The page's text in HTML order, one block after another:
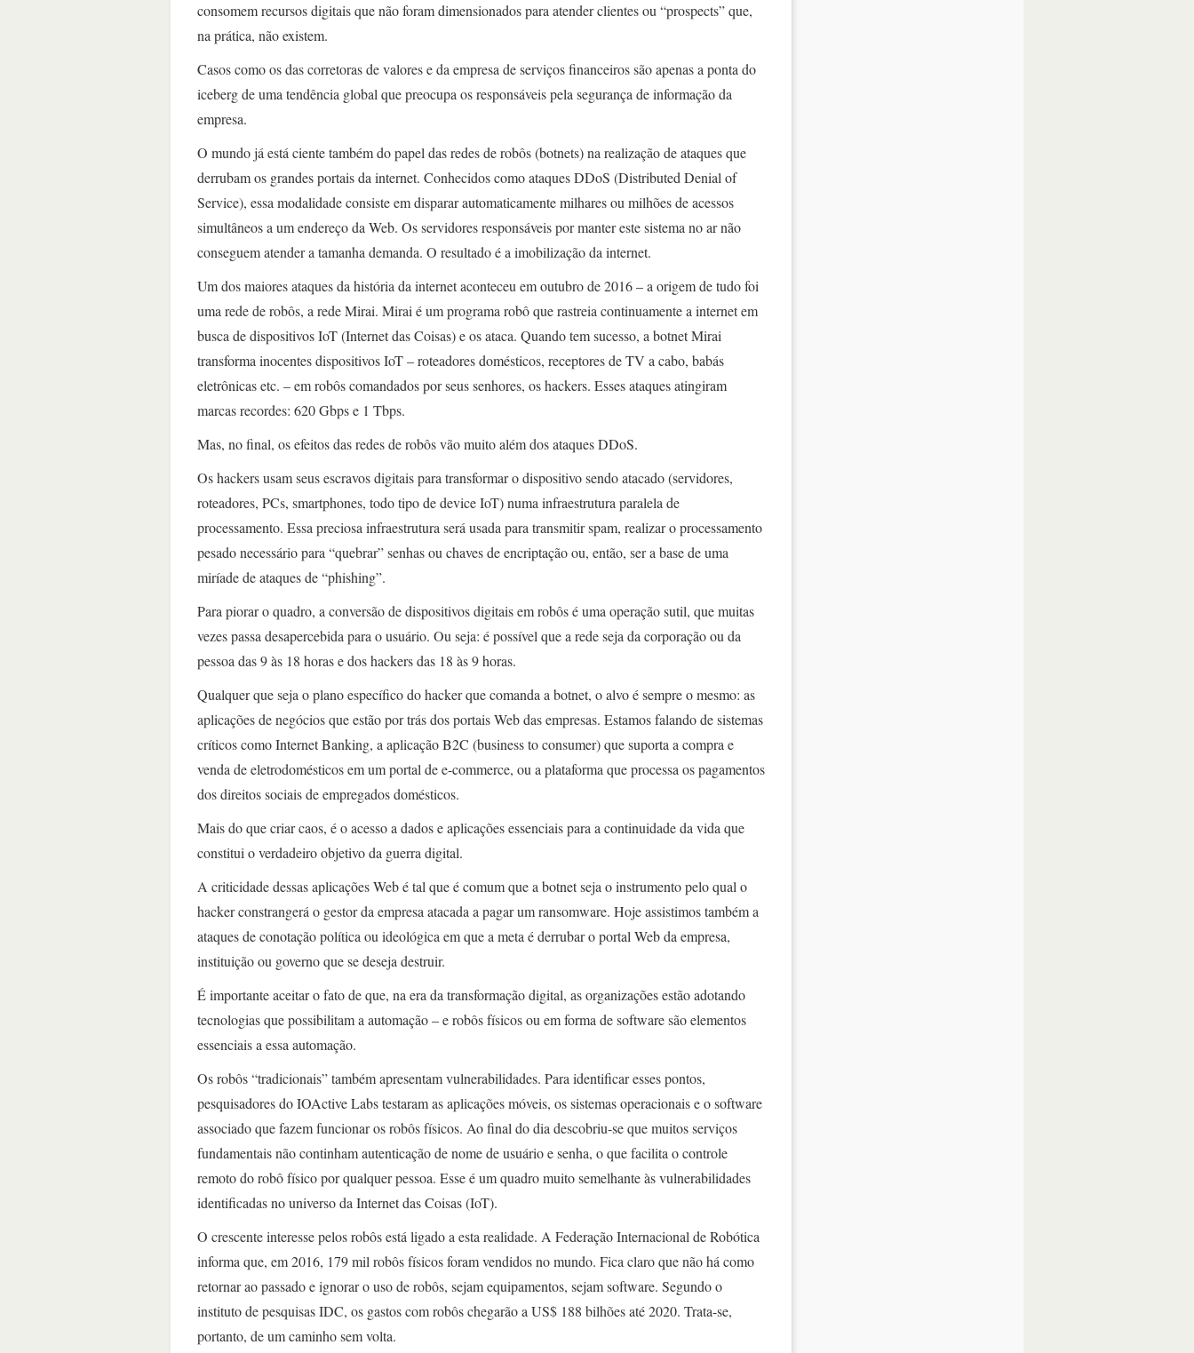
consomem recursos digitais que não foram dimensionados para atender clientes ou “prospects” que,
na prática, não existem.
Casos como os das corretoras de valores e da empresa de serviços financeiros são apenas a ponta do
iceberg de uma tendência global que preocupa os responsáveis pela segurança de informação da
empresa.
O mundo já está ciente também do papel das redes de robôs (botnets) na realização de ataques que
derrubam os grandes portais da internet. Conhecidos como ataques DDoS (Distributed Denial of
Service), essa modalidade consiste em disparar automaticamente milhares ou milhões de acessos
simultâneos a um endereço da Web. Os servidores responsáveis por manter este sistema no ar não
conseguem atender a tamanha demanda. O resultado é a imobilização da internet.
Um dos maiores ataques da história da internet aconteceu em outubro de 2016 – a origem de tudo foi
uma rede de robôs, a rede Mirai. Mirai é um programa robô que rastreia continuamente a internet em
busca de dispositivos IoT (Internet das Coisas) e os ataca. Quando tem sucesso, a botnet Mirai
transforma inocentes dispositivos IoT – roteadores domésticos, receptores de TV a cabo, babás
eletrônicas etc. – em robôs comandados por seus senhores, os hackers. Esses ataques atingiram
marcas recordes: 620 Gbps e 1 Tbps.
Mas, no final, os efeitos das redes de robôs vão muito além dos ataques DDoS.
Os hackers usam seus escravos digitais para transformar o dispositivo sendo atacado (servidores,
roteadores, PCs, smartphones, todo tipo de device IoT) numa infraestrutura paralela de
processamento. Essa preciosa infraestrutura será usada para transmitir spam, realizar o processamento
pesado necessário para “quebrar” senhas ou chaves de encriptação ou, então, ser a base de uma
miríade de ataques de “phishing”.
Para piorar o quadro, a conversão de dispositivos digitais em robôs é uma operação sutil, que muitas
vezes passa desapercebida para o usuário. Ou seja: é possível que a rede seja da corporação ou da
pessoa das 9 às 18 horas e dos hackers das 18 às 9 horas.
Qualquer que seja o plano específico do hacker que comanda a botnet, o alvo é sempre o mesmo: as
aplicações de negócios que estão por trás dos portais Web das empresas. Estamos falando de sistemas
críticos como Internet Banking, a aplicação B2C (business to consumer) que suporta a compra e
venda de eletrodomésticos em um portal de e-commerce, ou a plataforma que processa os pagamentos
dos direitos sociais de empregados domésticos.
Mais do que criar caos, é o acesso a dados e aplicações essenciais para a continuidade da vida que
constitui o verdadeiro objetivo da guerra digital.
A criticidade dessas aplicações Web é tal que é comum que a botnet seja o instrumento pelo qual o
hacker constrangerá o gestor da empresa atacada a pagar um ransomware. Hoje assistimos também a
ataques de conotação política ou ideológica em que a meta é derrubar o portal Web da empresa,
instituição ou governo que se deseja destruir.
É importante aceitar o fato de que, na era da transformação digital, as organizações estão adotando
tecnologias que possibilitam a automação – e robôs físicos ou em forma de software são elementos
essenciais a essa automação.
Os robôs “tradicionais” também apresentam vulnerabilidades. Para identificar esses pontos,
pesquisadores do IOActive Labs testaram as aplicações móveis, os sistemas operacionais e o software
associado que fazem funcionar os robôs físicos. Ao final do dia descobriu-se que muitos serviços
fundamentais não continham autenticação de nome de usuário e senha, o que facilita o controle
remoto do robô físico por qualquer pessoa. Esse é um quadro muito semelhante às vulnerabilidades
identificadas no universo da Internet das Coisas (IoT).
O crescente interesse pelos robôs está ligado a esta realidade. A Federação Internacional de Robótica
informa que, em 2016, 179 mil robôs físicos foram vendidos no mundo. Fica claro que não há como
retornar ao passado e ignorar o uso de robôs, sejam equipamentos, sejam software. Segundo o
instituto de pesquisas IDC, os gastos com robôs chegarão a US$ 188 bilhões até 2020. Trata-se,
portanto, de um caminho sem volta.